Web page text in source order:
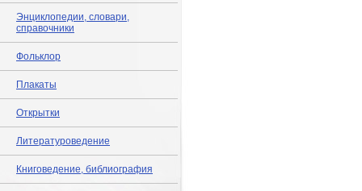
Энциклопедии, словари,
справочники
Фольклор
Плакаты
Открытки
Литературоведение
Книговедение, библиография